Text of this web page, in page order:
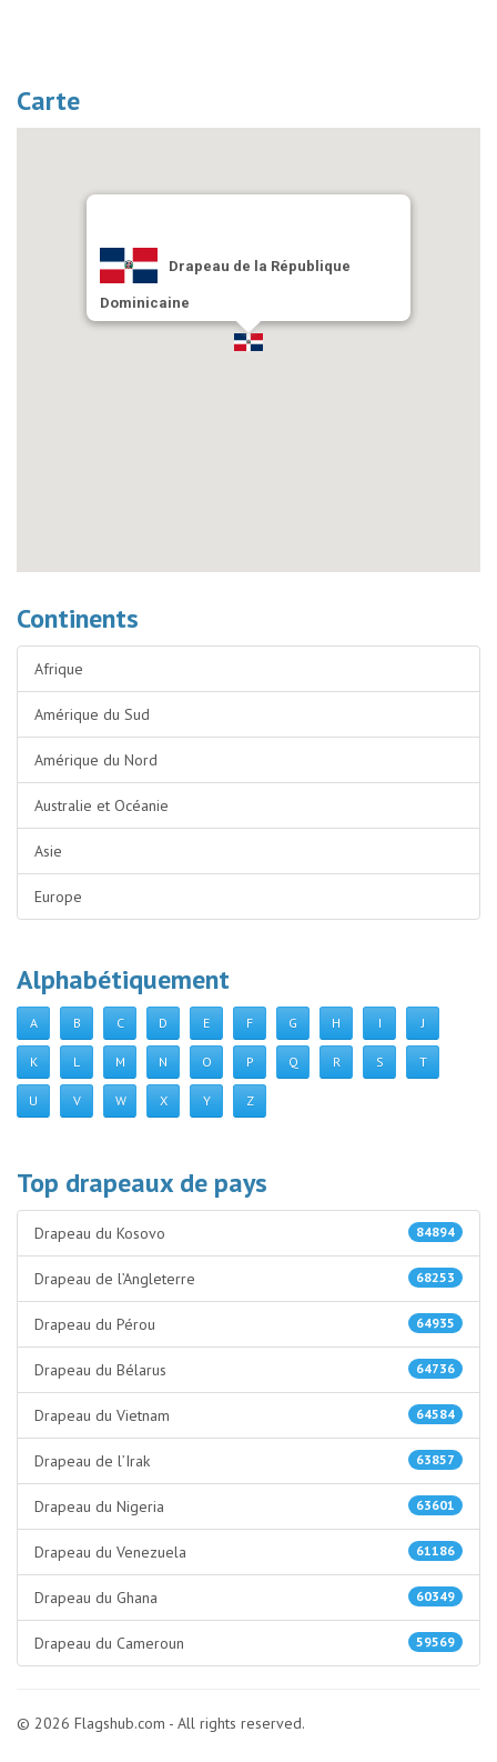
Carte
Drapeau de la République
Dominicaine
Continents
Afrique
Amérique du Sud
Amérique du Nord
Australie et Océanie
Asie
Europe
Alphabétiquement
A B C D E F G H I J
K L M N O P Q R S T
U V W X Y Z
Top drapeaux de pays
84894
Drapeau du Kosovo
68253
Drapeau de l’Angleterre
64935
Drapeau du Pérou
64736
Drapeau du Bélarus
64584
Drapeau du Vietnam
63857
Drapeau de l’Irak
63601
Drapeau du Nigeria
61186
Drapeau du Venezuela
60349
Drapeau du Ghana
59569
Drapeau du Cameroun
© 2026 Flagshub.com - All rights reserved.